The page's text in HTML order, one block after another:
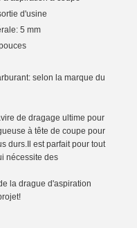
d'usine
5 mm
selon la marque du
de dragage ultime pour
à tête de coupe pour
durs.Il est parfait pour tout
nécessite des
la drague d'aspiration